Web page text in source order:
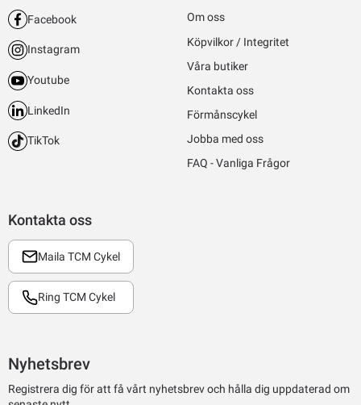
Kontakta oss
Maila TCM Cykel
Ring TCM Cykel
Facebook
Instagram
Youtube
LinkedIn
TikTok
Om oss
Köpvilkor / Integritet
Våra butiker
Kontakta oss
Förmånscykel
Jobba med oss
FAQ - Vanliga Frågor
Nyhetsbrev
Registrera dig för att få vårt nyhetsbrev och hålla dig uppdaterad om